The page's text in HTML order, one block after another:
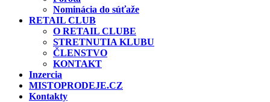
Nominácia do súťaže
RETAIL CLUB
O RETAIL CLUBE
STRETNUTIA KLUBU
ČLENSTVO
KONTAKT
Inzercia
MISTOPRODEJE.CZ
Kontakty